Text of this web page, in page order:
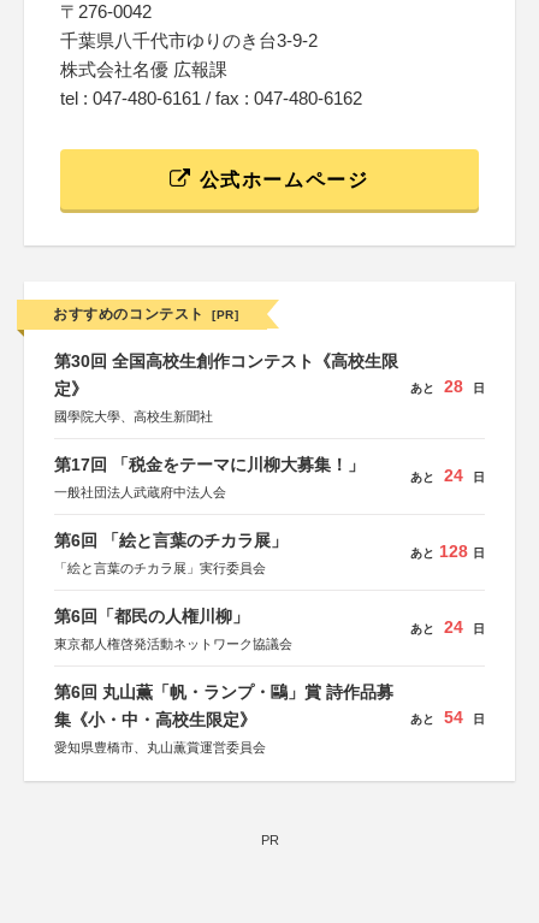
〒276-0042
千葉県八千代市ゆりのき台3-9-2
株式会社名優 広報課
tel : 047-480-6161 / fax : 047-480-6162
公式ホームページ
おすすめのコンテスト [PR]
第30回 全国高校生創作コンテスト《高校生限
定》
國學院大學、高校生新聞社
あと 28 日
第17回 「税金をテーマに川柳大募集！」
一般社団法人武蔵府中法人会
あと 24 日
第6回 「絵と言葉のチカラ展」
「絵と言葉のチカラ展」実行委員会
あと 128 日
第6回「都民の人権川柳」
東京都人権啓発活動ネットワーク協議会
あと 24 日
第6回 丸山薫「帆・ランプ・鷗」賞 詩作品募
集《小・中・高校生限定》
愛知県豊橋市、丸山薫賞運営委員会
あと 54 日
PR